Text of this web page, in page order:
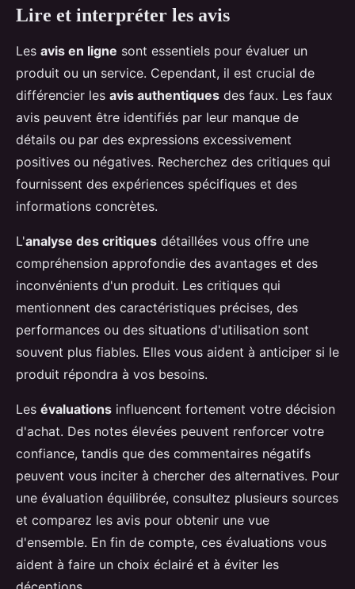
Lire et interpréter les avis
Les avis en ligne sont essentiels pour évaluer un
produit ou un service. Cependant, il est crucial de
différencier les avis authentiques des faux. Les faux
avis peuvent être identifiés par leur manque de
détails ou par des expressions excessivement
positives ou négatives. Recherchez des critiques qui
fournissent des expériences spécifiques et des
informations concrètes.
L'analyse des critiques détaillées vous offre une
compréhension approfondie des avantages et des
inconvénients d'un produit. Les critiques qui
mentionnent des caractéristiques précises, des
performances ou des situations d'utilisation sont
souvent plus fiables. Elles vous aident à anticiper si le
produit répondra à vos besoins.
Les évaluations influencent fortement votre décision
d'achat. Des notes élevées peuvent renforcer votre
confiance, tandis que des commentaires négatifs
peuvent vous inciter à chercher des alternatives. Pour
une évaluation équilibrée, consultez plusieurs sources
et comparez les avis pour obtenir une vue
d'ensemble. En fin de compte, ces évaluations vous
aident à faire un choix éclairé et à éviter les